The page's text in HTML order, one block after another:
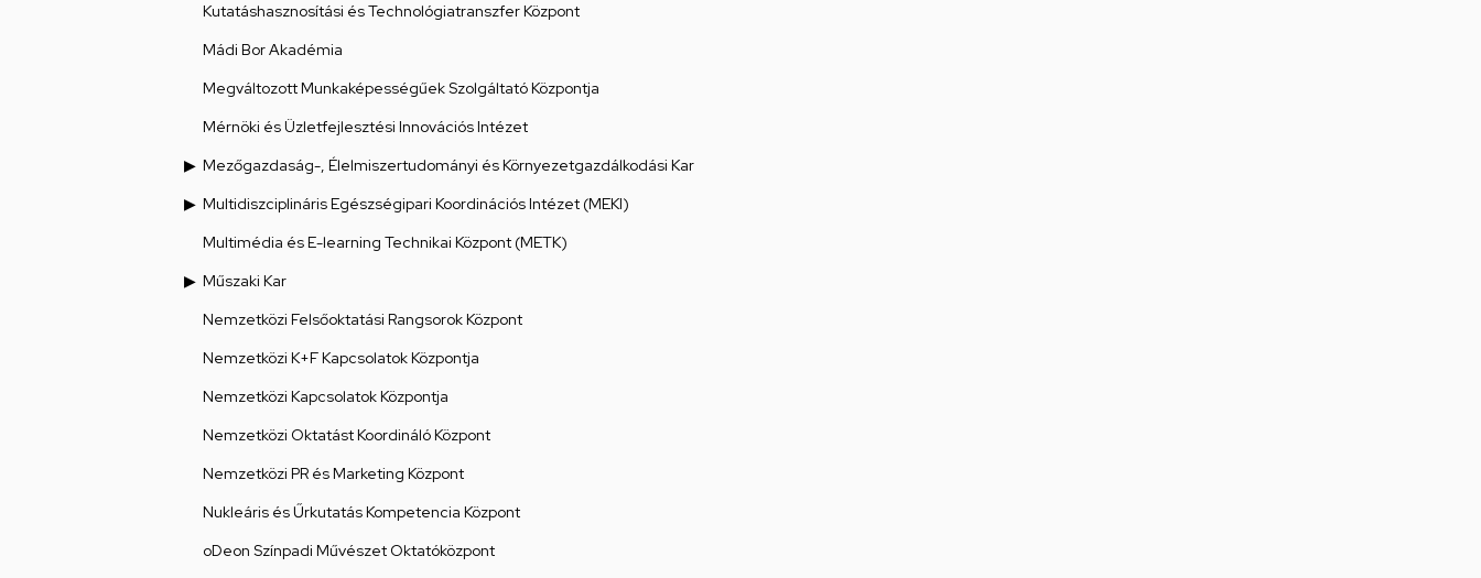
Kutatáshasznosítási és Technológiatranszfer Központ
Mádi Bor Akadémia
Megváltozott Munkaképességűek Szolgáltató Központja
Mérnöki és Üzletfejlesztési Innovációs Intézet
Mezőgazdaság-, Élelmiszertudományi és Környezetgazdálkodási Kar
Multidiszciplináris Egészségipari Koordinációs Intézet (MEKI)
Multimédia és E-learning Technikai Központ (METK)
Műszaki Kar
Nemzetközi Felsőoktatási Rangsorok Központ
Nemzetközi K+F Kapcsolatok Központja
Nemzetközi Kapcsolatok Központja
Nemzetközi Oktatást Koordináló Központ
Nemzetközi PR és Marketing Központ
Nukleáris és Űrkutatás Kompetencia Központ
oDeon Színpadi Művészet Oktatóközpont